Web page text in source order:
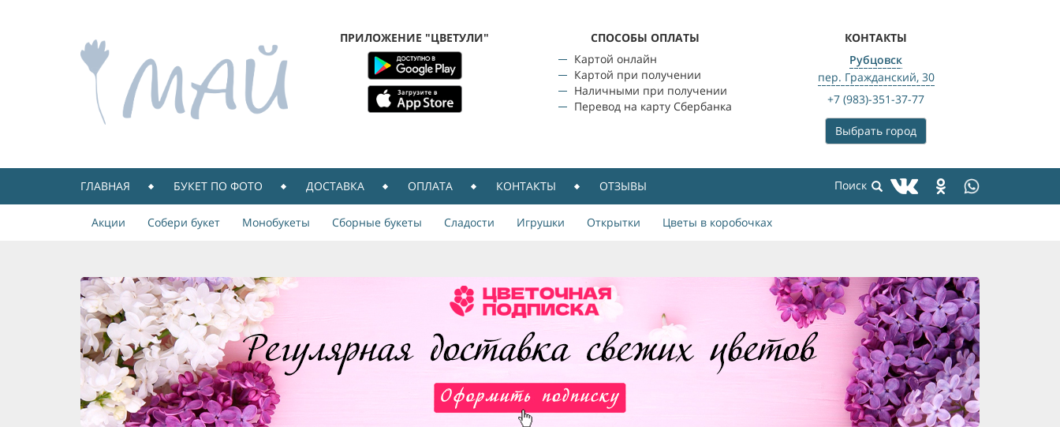
ПРИЛОЖЕНИЕ "ЦВЕТУЛИ"
CПОСОБЫ ОПЛАТЫ
Картой онлайн
Картой при получении
Наличными при получении
Перевод на карту Сбербанка
КОНТАКТЫ
Рубцовск
пер. Гражданский, 30
+7 (983)-351-37-77
Выбрать город
ГЛАВНАЯ БУКЕТ ПО ФОТО ДОСТАВКА ОПЛАТА КОНТАКТЫ ОТЗЫВЫ
Акции Собери букет Монобукеты Сборные букеты Сладости Игрушки Открытки Цветы в коробочках